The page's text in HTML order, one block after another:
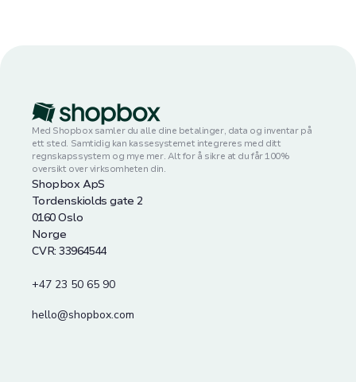
Med Shopbox samler du alle dine betalinger, data og inventar på
ett sted. Samtidig kan kassesystemet integreres med ditt
regnskapssystem og mye mer. Alt for å sikre at du får 100%
oversikt over virksomheten din.
Shopbox ApS
Tordenskiolds gate 2
0160 Oslo
Norge
CVR: 33964544
+47 23 50 65 90
hello@shopbox.com